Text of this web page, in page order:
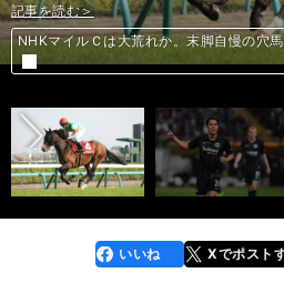
記事を読む＞
NHKマイルＣは大荒れか。末脚自慢の穴
記事を読む＞
長谷部誠に聞く仕事の流儀。「日本の過労
記事を読む＞
2011年、なでしこのＷ杯初優勝が世界の
記事を読む＞
磐田に「転がり込んだ」劇的勝利。組織
前へ
faceboo
k
いいね Xでポスト